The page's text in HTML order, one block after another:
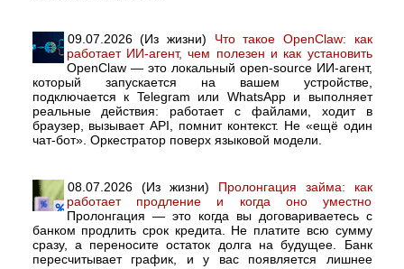
09.07.2026 (Из жизни) Что такое OpenClaw: как
работает ИИ-агент, чем полезен и как установить
OpenClaw — это локальный open-source ИИ-агент,
который запускается на вашем устройстве,
подключается к Telegram или WhatsApp и выполняет
реальные действия: работает с файлами, ходит в
браузер, вызывает API, помнит контекст. Не «ещё один
чат-бот». Оркестратор поверх языковой модели.
08.07.2026 (Из жизни) Пролонгация займа: как
работает продление и когда оно уместно
Пролонгация — это когда вы договариваетесь с
банком продлить срок кредита. Не платите всю сумму
сразу, а переносите остаток долга на будущее. Банк
пересчитывает график, и у вас появляется лишнее